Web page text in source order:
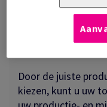
Breng uw
hoger niveau
Door de juiste
kiezen, kunt u uw